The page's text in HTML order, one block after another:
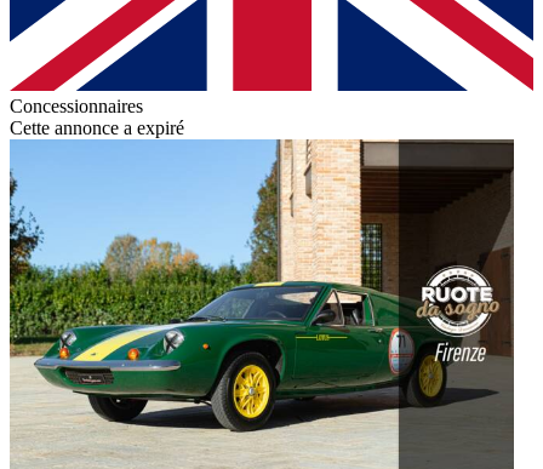
Concessionnaires
Cette annonce a expiré